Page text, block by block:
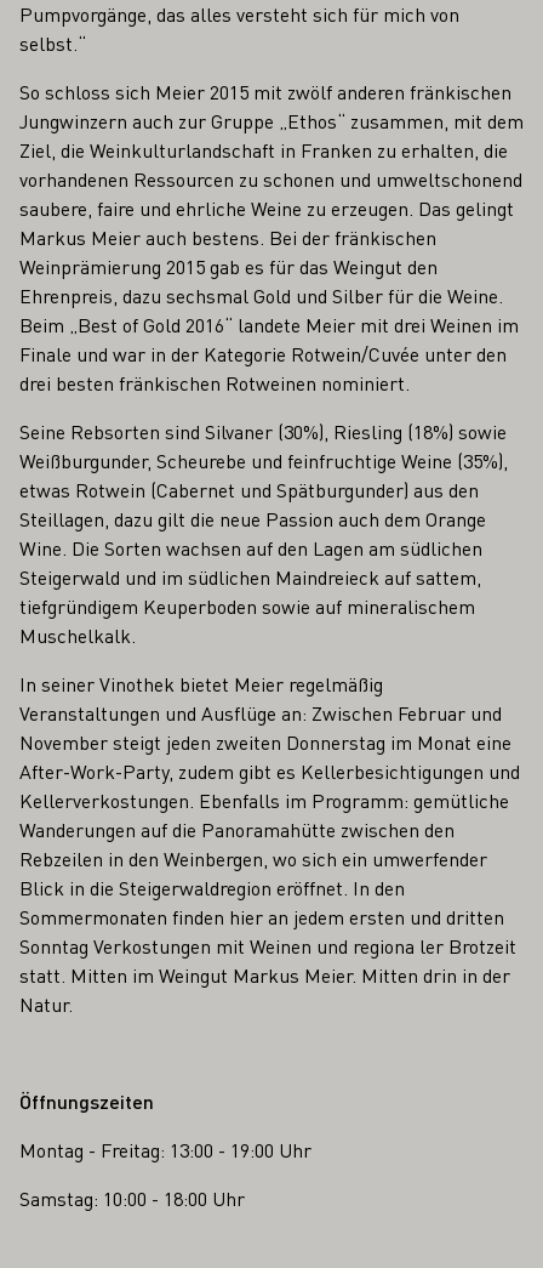
Pumpvorgänge, das alles versteht sich für mich von
selbst.“
So schloss sich Meier 2015 mit zwölf anderen fränkischen
Jungwinzern auch zur Gruppe „Ethos“ zusammen, mit dem
Ziel, die Weinkulturlandschaft in Franken zu erhalten, die
vorhandenen Ressourcen zu schonen und umweltschonend
saubere, faire und ehrliche Weine zu erzeugen. Das gelingt
Markus Meier auch bestens. Bei der fränkischen
Weinprämierung 2015 gab es für das Weingut den
Ehrenpreis, dazu sechsmal Gold und Silber für die Weine.
Beim „Best of Gold 2016“ landete Meier mit drei Weinen im
Finale und war in der Kategorie Rotwein/Cuvée unter den
drei besten fränkischen Rotweinen nominiert.
Seine Rebsorten sind Silvaner (30%), Riesling (18%) sowie
Weißburgunder, Scheurebe und feinfruchtige Weine (35%),
etwas Rotwein (Cabernet und Spätburgunder) aus den
Steillagen, dazu gilt die neue Passion auch dem Orange
Wine. Die Sorten wachsen auf den Lagen am südlichen
Steigerwald und im südlichen Maindreieck auf sattem,
tiefgründigem Keuperboden sowie auf mineralischem
Muschelkalk.
In seiner Vinothek bietet Meier regelmäßig
Veranstaltungen und Ausflüge an: Zwischen Februar und
November steigt jeden zweiten Donnerstag im Monat eine
After-Work-Party, zudem gibt es Kellerbesichtigungen und
Kellerverkostungen. Ebenfalls im Programm: gemütliche
Wanderungen auf die Panoramahütte zwischen den
Rebzeilen in den Weinbergen, wo sich ein umwerfender
Blick in die Steigerwaldregion eröffnet. In den
Sommermonaten finden hier an jedem ersten und dritten
Sonntag Verkostungen mit Weinen und regiona ler Brotzeit
statt. Mitten im Weingut Markus Meier. Mitten drin in der
Natur.
Öffnungszeiten
Montag - Freitag: 13:00 - 19:00 Uhr
Samstag: 10:00 - 18:00 Uhr